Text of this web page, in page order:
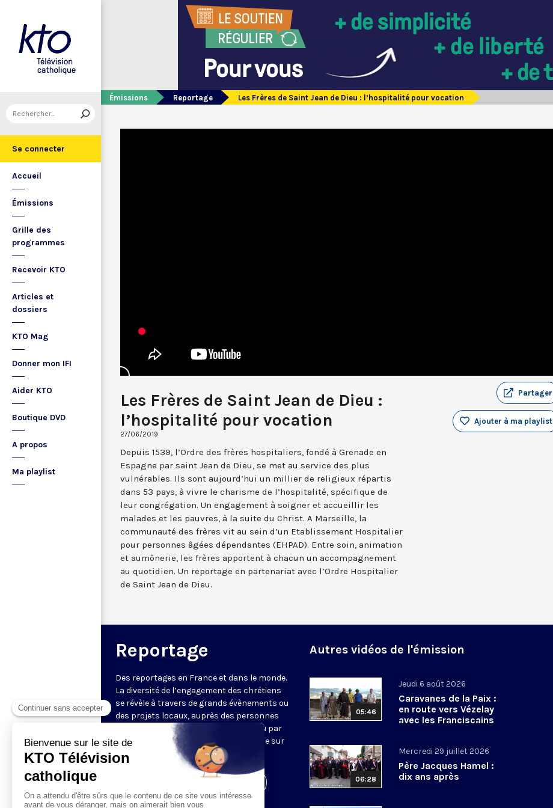
Se connecter
Accueil
Émissions
Grille des
programmes
Recevoir KTO
Articles et
dossiers
KTO Mag
Donner mon IFI
Aider KTO
Boutique DVD
A propos
Ma playlist
Émissions Reportage Les Frères de Saint Jean de Dieu : l’hospitalité pour vocation
Les Frères de Saint Jean de Dieu :
l’hospitalité pour vocation
27/06/2019
Partager
Ajouter à ma playlist
Depuis 1539, l’Ordre des frères hospitaliers, fondé à Grenade en
Espagne par saint Jean de Dieu, se met au service des plus
vulnérables. Ils sont aujourd’hui un millier de religieux répartis
dans 53 pays, à vivre le charisme de l’hospitalité, spécifique de
leur congrégation. Un engagement à soigner et accueillir les
malades et les pauvres, à la suite du Christ. A Marseille, la
communauté des frères vit au sein d’un Etablissement Hospitalier
pour personnes âgées dépendantes (EHPAD). Entre soin, animation
et aumônerie, les frères apportent à chacun un accompagnement
au quotidien. Un reportage en partenariat avec l’Ordre Hospitalier
de Saint Jean de Dieu.
Reportage
Des reportages en France et dans le monde.
La diversité de l’engagement des chrétiens
se révèle à travers de grands évènements ou
des projets locaux, auprès des personnes
fragiles, au service du Bien commun ou par
l’évangélisation. Un regard d’espérance sur
le monde.
Autres vidéos de l'émission
05:46
Jeudi 6 août 2026
Caravanes de la Paix :
en route vers Vézelay
avec les Franciscains
06:28
Mercredi 29 juillet 2026
Père Jacques Hamel :
dix ans après